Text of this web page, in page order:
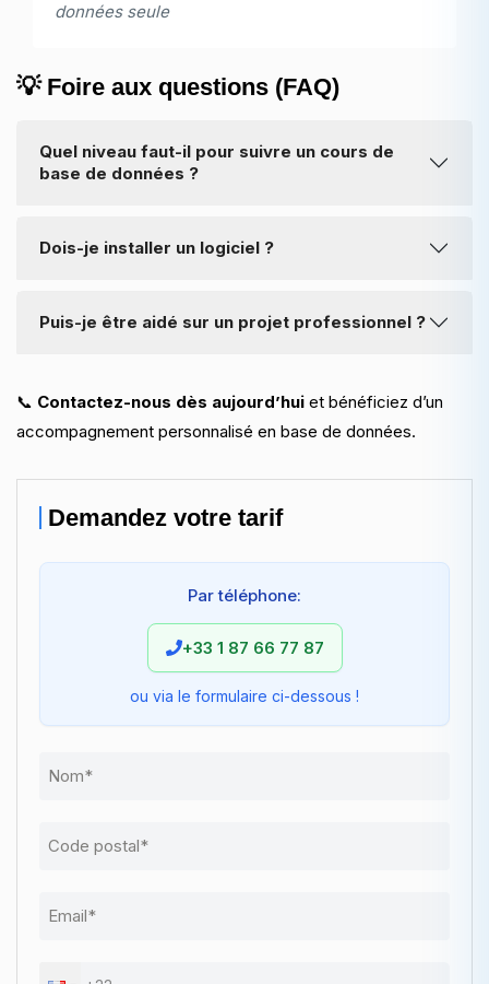
données seule
💡 Foire aux questions (FAQ)
Quel niveau faut-il pour suivre un cours de
base de données ?
complet à l’étudiant avancé. Il suffit de nous préciser vos
Dois-je installer un logiciel ?
solutions en ligne (SQL Fiddle, DB Fiddle, phpMyAdmin
environnement local.
Puis-je être aidé sur un projet professionnel ?
projets de développement, notamment si vous souhaitez
connecter une base de données à une application web
📞 Contactez-nous dès aujourd’hui et bénéficiez d’un
accompagnement personnalisé en base de données.
Demandez votre tarif
Par téléphone:
+33 1 87 66 77 87
ou via le formulaire ci-dessous !